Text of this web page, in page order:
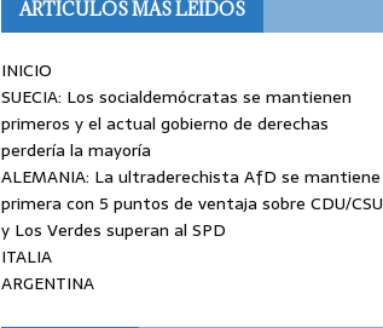
ARTÍCULOS MÁS LEÍDOS
INICIO
SUECIA: Los socialdemócratas se mantienen
primeros y el actual gobierno de derechas
perdería la mayoría
ALEMANIA: La ultraderechista AfD se mantiene
primera con 5 puntos de ventaja sobre CDU/CSU
y Los Verdes superan al SPD
ITALIA
ARGENTINA